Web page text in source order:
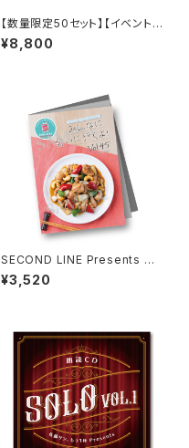
【数量限定50セット】【イベント
会場特典付き】SECOND LINE
Presents みんなに会いに行く
¥8,800
SECOND LINE Presents み
んなに会いに行くよ! 第45回 in
静岡 パンフレット
¥3,520